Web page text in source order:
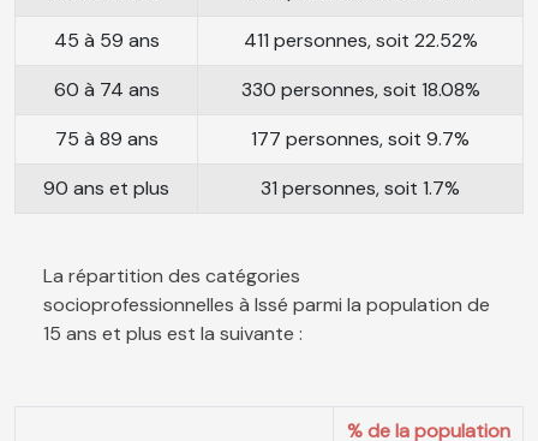
45 à 59 ans
411 personnes, soit 22.52%
60 à 74 ans
330 personnes, soit 18.08%
75 à 89 ans
177 personnes, soit 9.7%
90 ans et plus
31 personnes, soit 1.7%
La répartition des catégories
socioprofessionnelles à Issé parmi la population de
15 ans et plus est la suivante :
% de la population